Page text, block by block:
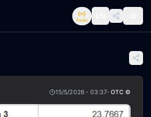
Radio
15/5/2026 - 03:37· OTC ©